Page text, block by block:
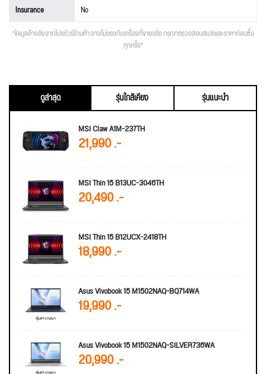
Insurance No
*ข้อมูลอ้างอิงจากโปรชัวร์ร้านค้า อาจไม่ตรงกับเครื่องที่ขายจริง กรุณาตรวจสอบสเปคและราคาก่อนซื้อ
ทุกครั้ง*
ดูล่าสุด รุ่นใกล้เคียง
รุ่นแนะนำ
MSI Claw A1M-237TH
21,990 .-
MSI Thin 15 B13UC-3046TH
20,490 .-
MSI Thin 15 B12UCX-2418TH
18,990 .-
Asus Vivobook 15 M1502NAQ-BQ714WA
19,990 .-
Asus Vivobook 15 M1502NAQ-SILVER736WA
20,990 .-